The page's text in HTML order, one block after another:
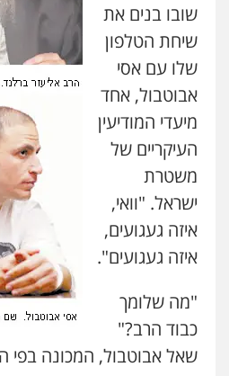
שובו בנים את
שיחת הטלפון
שלו עם אסי
אבוטבול, אחד
מיעדי המודיעין
העיקריים של
משטרת
ישראל. "וואי,
איזה געגועים,
איזה געגועים".
"מה שלומך
כבוד הרב?"
שאל אבוטבול, המכונה בפי